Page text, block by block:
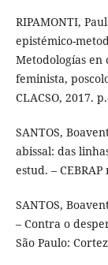
RIPAMONTI,
epistémico-
Metodologías
feminista,
CLACSO, 2017.
SANTOS,
abissal: das
estud. –
SANTOS,
– Contra o
São Paulo: